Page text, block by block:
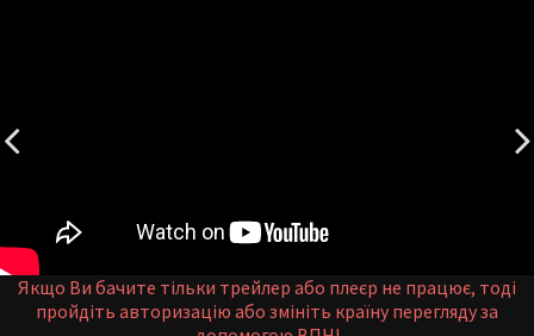
Якщо Ви бачите тільки трейлер або плеєр не працює, тоді
пройдіть авторизацію або змініть країну перегляду за